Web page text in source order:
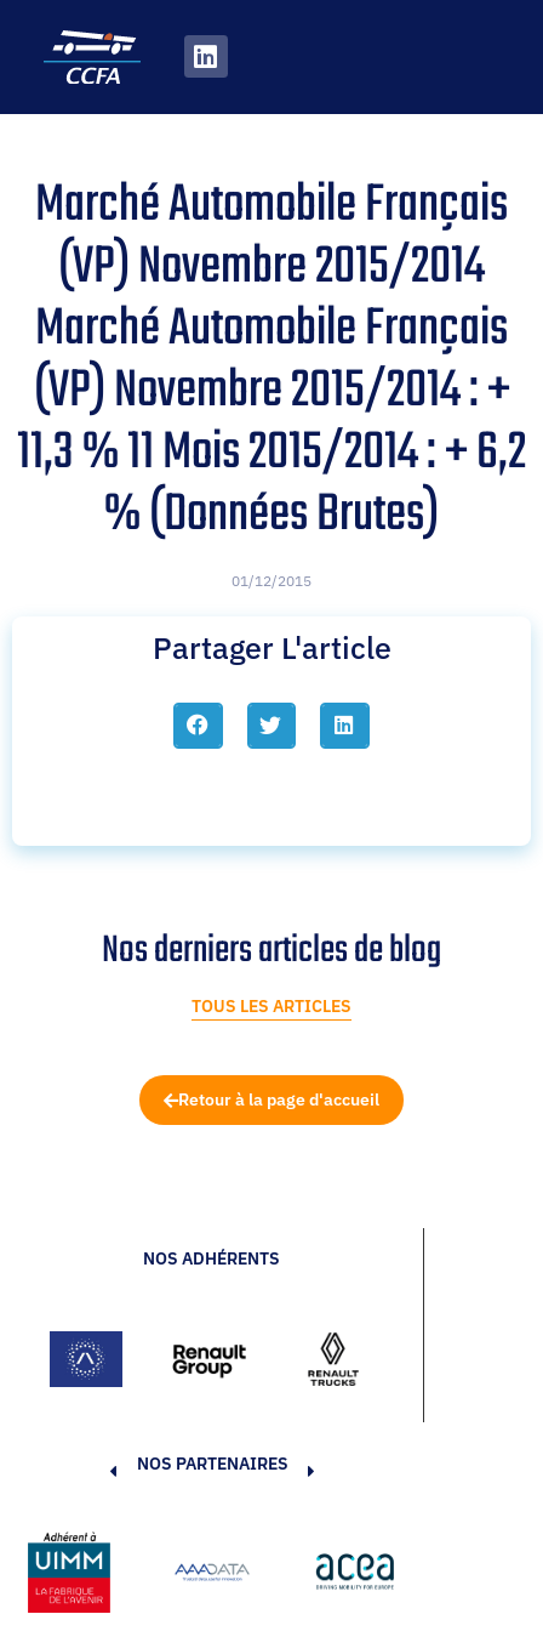
Marché Automobile Français
(VP) Novembre 2015/2014
Marché Automobile Français
(VP) Novembre 2015/2014 : +
11,3 % 11 Mois 2015/2014 : + 6,2
% (données Brutes)
01/12/2015
Partager L'article
Nos derniers articles de blog
TOUS LES ARTICLES
Retour à la page d'accueil
NOS ADHÉRENTS
NOS PARTENAIRES